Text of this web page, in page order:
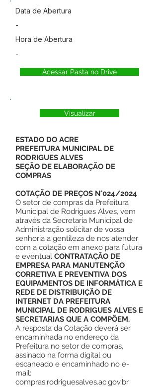
Data de Abertura
-
Hora de Abertura
-
Acessar Pasta no Drive
Visualizar
ESTADO DO ACRE
PREFEITURA MUNICIPAL DE
RODRIGUES ALVES
SEÇÃO DE ELABORAÇÃO DE
COMPRAS
COTAÇÃO DE PREÇOS N°024/2024
O setor de compras da Prefeitura
Municipal de Rodrigues Alves, vem
através da Secretaria Municipal de
Administração solicitar de vossa
senhoria a gentileza de nos atender
com a cotação em anexo para futura
e eventual CONTRATAÇÃO DE
EMPRESA PARA MANUTENÇÃO
CORRETIVA E PREVENTIVA DOS
EQUIPAMENTOS DE INFORMÁTICA E
REDE DE DISTRIBUIÇÃO DE
INTERNET DA PREFEITURA
MUNICIPAL DE RODRIGUES ALVES E
SECRETARIAS QUE A COMPÕEM.
A resposta da Cotação deverá ser
encaminhada no endereço da
Prefeitura no setor de compras,
assinado na forma digital ou
escaneado e encaminhado no e-
mail:
compras.rodriguesalves.ac.gov.br